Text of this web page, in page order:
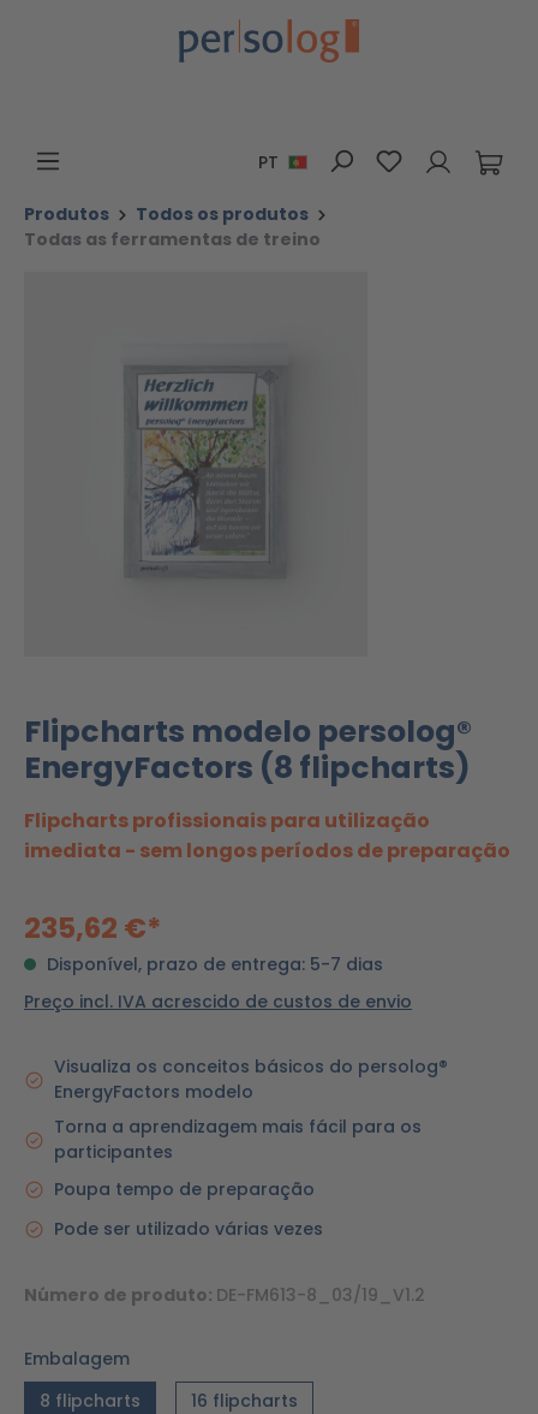
Ir para o conteúdo principal
PT Tem 0 itens
Produtos
Todos os produtos
Todas as ferramentas de treino
Flipcharts modelo persolog®
EnergyFactors (8 flipcharts)
Flipcharts profissionais para utilização
imediata - sem longos períodos de preparação
235,62 €*
Disponível, prazo de entrega: 5-7 dias
Preço incl. IVA acrescido de custos de envio
Visualiza os conceitos básicos do persolog®
EnergyFactors modelo
Torna a aprendizagem mais fácil para os
participantes
Poupa tempo de preparação
Pode ser utilizado várias vezes
Número de produto: DE-FM613-8_03/19_V1.2
Embalagem
8 flipcharts
16 flipcharts